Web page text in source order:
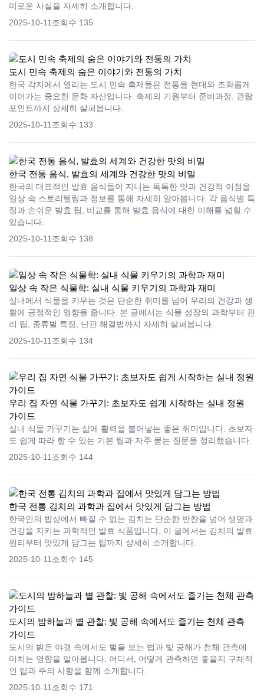
미로운 사실을 자세히 소개합니다.
2025-10-11조회수 135
도시 민속 축제의 숨은 이야기와 전통의 가치
한국 각지에서 열리는 도시 민속 축제들은 전통을 현대와 조화롭게
이어가는 중요한 문화 자산입니다. 축제의 기원부터 준비과정, 관람
포인트까지 상세히 살펴봅니다.
2025-10-11조회수 133
한국 전통 음식, 발효의 세계와 건강한 맛의 비밀
한국의 대표적인 발효 음식들이 지니는 독특한 맛과 건강적 이점을
일상 속 스토리텔링과 정보를 통해 자세히 알아봅니다. 각 음식별 특
징과 손쉬운 발효 팁, 비교를 통해 발효 음식에 대한 이해를 넓힐 수
있습니다.
2025-10-11조회수 138
일상 속 작은 식물학: 실내 식물 키우기의 과학과 재미
실내에서 식물을 키우는 것은 단순한 취미를 넘어 우리의 건강과 생
활에 긍정적인 영향을 줍니다. 본 글에서는 식물 성장의 과학부터 관
리 팁, 종류별 특징, 난관 해결법까지 자세히 살펴봅니다.
2025-10-11조회수 134
우리 집 자연 식물 가꾸기: 초보자도 쉽게 시작하는 실내 정원
가이드
실내 식물 가꾸기는 삶에 활력을 불어넣는 좋은 취미입니다. 초보자
도 쉽게 따라 할 수 있는 기본 팁과 자주 묻는 질문을 정리했습니다.
2025-10-11조회수 144
한국 전통 김치의 과학과 집에서 맛있게 담그는 방법
한국인의 밥상에서 빠질 수 없는 김치는 단순한 반찬을 넘어 생명과
건강을 지키는 과학적인 발효 식품입니다. 이 글에서는 김치의 발효
원리부터 맛있게 담그는 팁까지 상세히 소개합니다.
2025-10-11조회수 145
도시의 밤하늘과 별 관찰: 빛 공해 속에서도 즐기는 천체 관측
가이드
도시의 밝은 야경 속에서도 별을 보는 법과 빛 공해가 천체 관측에
미치는 영향을 알아봅니다. 어디서, 어떻게 관측하면 좋을지 구체적
인 팁과 주의 사항을 함께 소개합니다.
2025-10-11조회수 171